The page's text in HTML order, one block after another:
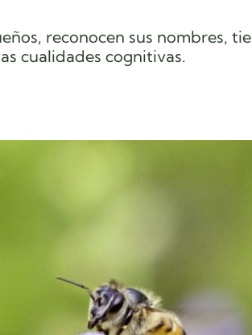
reconocen sus nombres,
cualidades cognitivas.